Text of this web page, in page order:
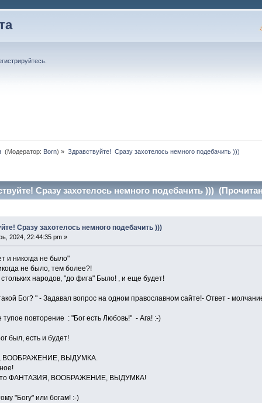
(Модератор: Born) » Здравствуйте!  Сразу захотелось немного подебачить )))
Сразу захотелось немного подебачить )))
Сразу захотелось немного подебачить )))
2024, 22:44:35 pm »
и никогда не было"
не было, тем более?!
стольких народов, "до фига" Было! , и еще будет!
Бог? " - Задавал вопрос на одном православном сайте!- Ответ -
повторение : "Бог есть Любовь!" - Ага! :-)
был, есть и будет!
ВООБРАЖЕНИЕ, ВЫДУМКА.
ФАНТАЗИЯ, ВООБРАЖЕНИЕ, ВЫДУМКА!
"Богу" или богам! :-)